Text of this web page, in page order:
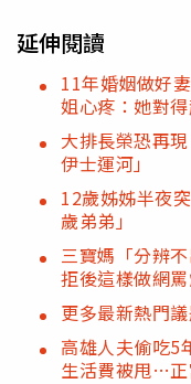
延伸閱讀
11年婚姻做好
姐心疼：她對
大排長榮恐再
伊士運河」
12歲姊姊半夜
歲弟弟」
三寶媽「分辨
拒後這樣做網
更多最新熱門
高雄人夫偷吃
生活費被甩…正